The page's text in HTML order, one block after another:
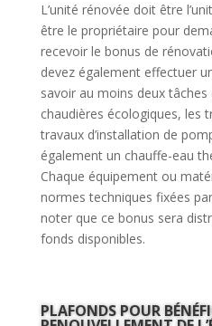
L’unité rénovée doit être
être le propriétaire pour
recevoir le bonus de
devez également effectuer
savoir au moins deux tâches
chaudières écologiques, les
travaux d’installation de
également un chauffe-eau
Chaque équipement ou
normes techniques fixées
noter que ce bonus sera
fonds disponibles.
PLAFONDS POUR